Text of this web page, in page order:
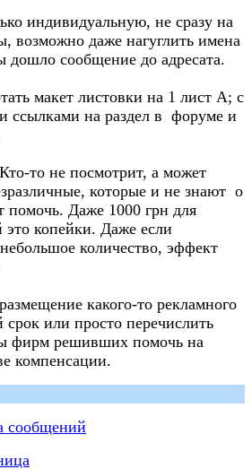
индивидуальную, не сразу на
возможно даже нагуглить имена
дошло сообщение до адресата.
макет листовки на 1 лист А; с
ссылками на раздел в форуме и
то не посмотрит, а может
которые и не знают о
помочь. Даже 1000 грн для
копейки. Даже если
количество, эффект
какого-то рекламного
срок или просто перечислить
фирм решивших помочь на
компенсации.
сообщений